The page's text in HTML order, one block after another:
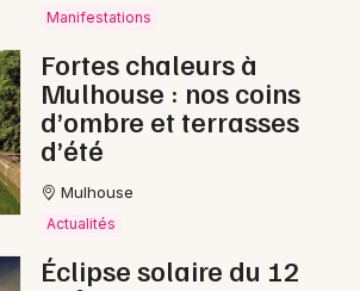
Manifestations
Fortes chaleurs à
Mulhouse : nos coins
d’ombre et terrasses
d’été
Mulhouse
Actualités
Éclipse solaire du 12